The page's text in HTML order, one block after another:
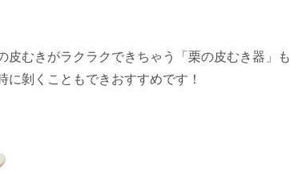
皮むきがラクラクできちゃう「栗の皮むき器」も
剝くこともできおすすめです！